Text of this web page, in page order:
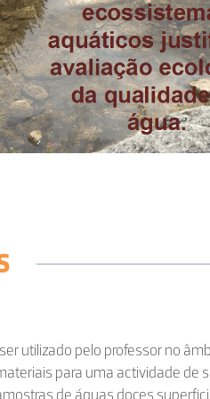
utilizado pelo professor no
para uma actividade de
de águas doces